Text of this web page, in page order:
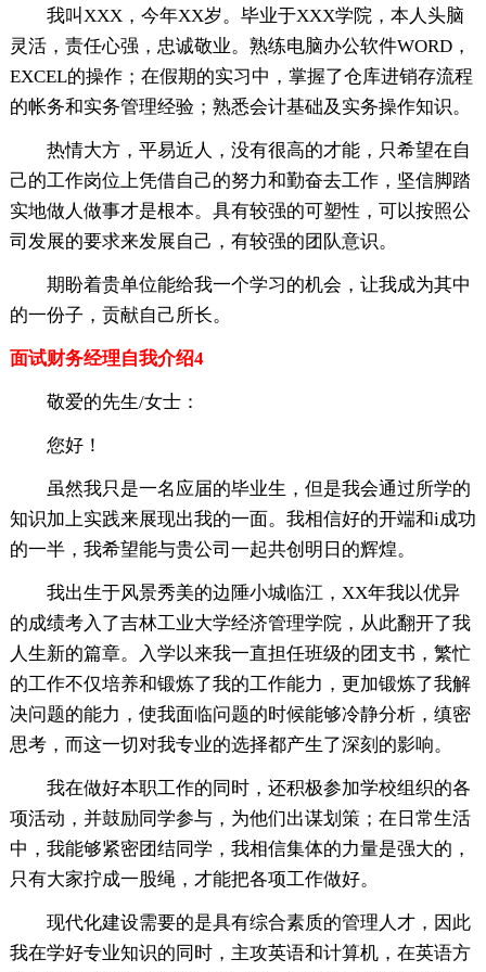
我叫XXX，今年XX岁。毕业于XXX学院，本人头脑
灵活，责任心强，忠诚敬业。熟练电脑办公软件WORD，
EXCEL的操作；在假期的实习中，掌握了仓库进销存流程
的帐务和实务管理经验；熟悉会计基础及实务操作知识。
热情大方，平易近人，没有很高的才能，只希望在自
己的工作岗位上凭借自己的努力和勤奋去工作，坚信脚踏
实地做人做事才是根本。具有较强的可塑性，可以按照公
司发展的要求来发展自己，有较强的团队意识。
期盼着贵单位能给我一个学习的机会，让我成为其中
的一份子，贡献自己所长。
面试财务经理自我介绍4
敬爱的先生/女士：
您好！
虽然我只是一名应届的毕业生，但是我会通过所学的
知识加上实践来展现出我的一面。我相信好的开端和i成功
的一半，我希望能与贵公司一起共创明日的辉煌。
我出生于风景秀美的边陲小城临江，XX年我以优异
的成绩考入了吉林工业大学经济管理学院，从此翻开了我
人生新的篇章。入学以来我一直担任班级的团支书，繁忙
的工作不仅培养和锻炼了我的工作能力，更加锻炼了我解
决问题的能力，使我面临问题的时候能够冷静分析，缜密
思考，而这一切对我专业的选择都产生了深刻的影响。
我在做好本职工作的同时，还积极参加学校组织的各
项活动，并鼓励同学参与，为他们出谋划策；在日常生活
中，我能够紧密团结同学，我相信集体的力量是强大的，
只有大家拧成一股绳，才能把各项工作做好。
现代化建设需要的是具有综合素质的管理人才，因此
我在学好专业知识的同时，主攻英语和计算机，在英语方